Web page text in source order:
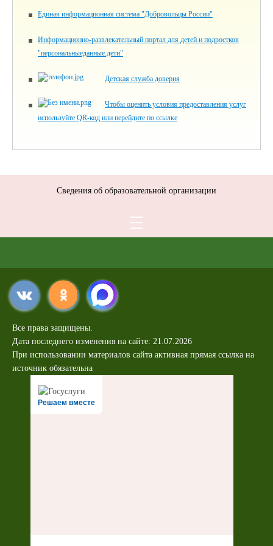
Единая информационная система "Добровольцы России"
Информационно-развлекательный портал для детей и подростков
"персональныеданные.дети"
Детская служба доверия
Чтобы оценить условия предоставления услуг
используйте QR-код или перейдите по ссылке
Сведения об образовательной организации
Все права защищены.
Дата последнего изменения на сайте: 21.07.2026
При использовании материалов сайта активная прямая ссылка на
источник обязательна
Решаем вместе